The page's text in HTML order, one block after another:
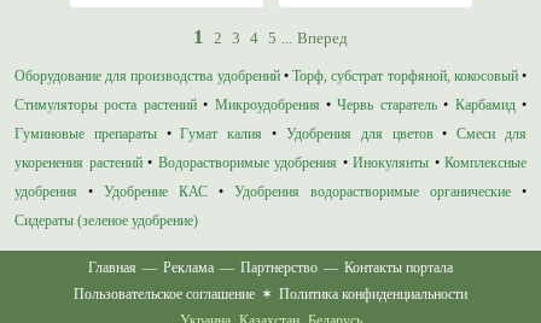
1 2 3 4 5 ... Вперед
Оборудование для производства удобрений•Торф, субстрат торфяной, кокосовый•
Стимуляторы роста растений• Микроудобрения •Червь старатель• Карбамид•
Гуминовые препараты•Гумат калия • Удобрения для цветов•Смеси для
укоренения растений• Водорастворимые удобрения • Инокулянты • Комплексные
удобрения • Удобрение КАС • Удобрения водорастворимые органические •
Сидераты (зеленое удобрение)
Главная — Реклама — Партнерство — Контакты портала
Пользовательское соглашение ✶ Политика конфиденциальности